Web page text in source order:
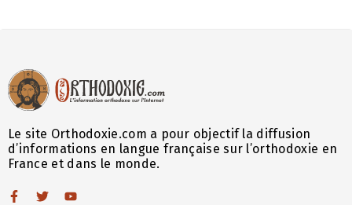
Le site Orthodoxie.com a pour objectif la diffusion
d’informations en langue française sur l’orthodoxie en
France et dans le monde.